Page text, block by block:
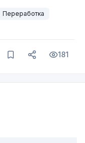
Переработка
181